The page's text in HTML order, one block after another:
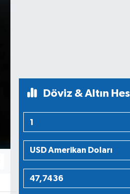
Döviz & Altın